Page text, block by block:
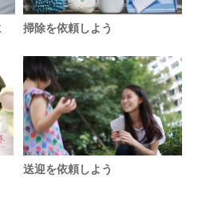
掃除を依頼しよう
送迎を依頼しよう